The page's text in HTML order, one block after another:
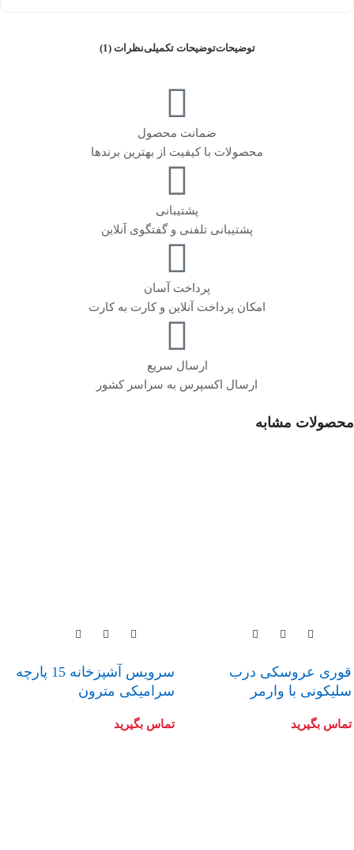
توضیحاتتوضیحات تکمیلینظرات (1)
ضمانت محصول
محصولات با کیفیت از بهترین برندها
پشتیبانی
پشتیبانی تلفنی و گفتگوی آنلاین
پرداخت آسان
امکان پرداخت آنلاین و کارت به کارت
ارسال سریع
ارسال اکسپرس به سراسر کشور
محصولات مشابه
قوری عروسکی درب
سلیکونی با وارمر
تماس بگیرید
سرويس آشپزخانه 15 پارچه
سرامیکی مترون
تماس بگیرید